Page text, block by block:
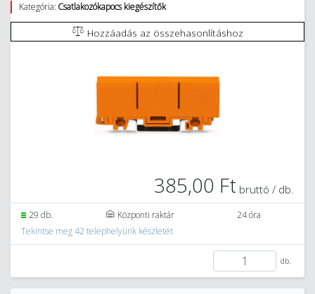
Kategória: Csatlakozókapocs kiegészítők
Hozzáadás az összehasonlításhoz
385,00 Ft bruttó / db.
29 db. Központi raktár
24 óra
Tekintse meg 42 telephelyünk készletét
db.